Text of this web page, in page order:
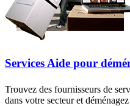
Services Aide pour
Trouvez des fournisseurs de
dans votre secteur et